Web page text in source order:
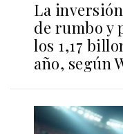
La
de rumbo y
los 1,17
año, según